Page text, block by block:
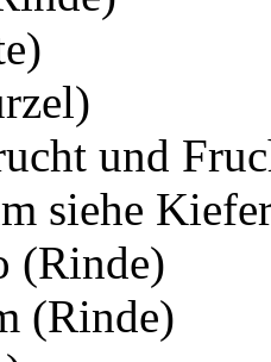
und
siehe
(Rinde)
(Rinde)